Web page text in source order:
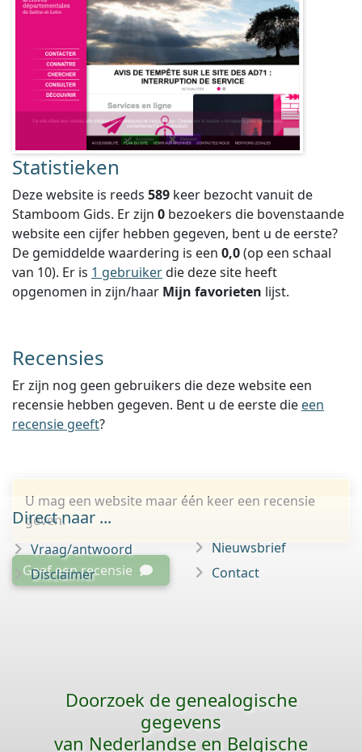
Statistieken
Deze website is reeds 589 keer bezocht vanuit de
Stamboom Gids. Er zijn 0 bezoekers die bovenstaande
website een cijfer hebben gegeven, bent u de eerste?
De gemiddelde waardering is een 0,0(op een schaal
van 10). Er is 1 gebruikerdie deze site heeft
opgenomen in zijn/haar Mijn favorieten lijst.
Recensies
Er zijn nog geen gebruikers die deze website een
recensie hebben gegeven. Bent u de eerste die een
recensie geeft?
U mag een website maar één keer een recensie
geven.
Geef een recensie
Direct naar ...
Vraag/antwoord
Disclaimer
Nieuwsbrief
Contact
Doorzoek de genealogische
gegevens
van Nederlandse en Belgische